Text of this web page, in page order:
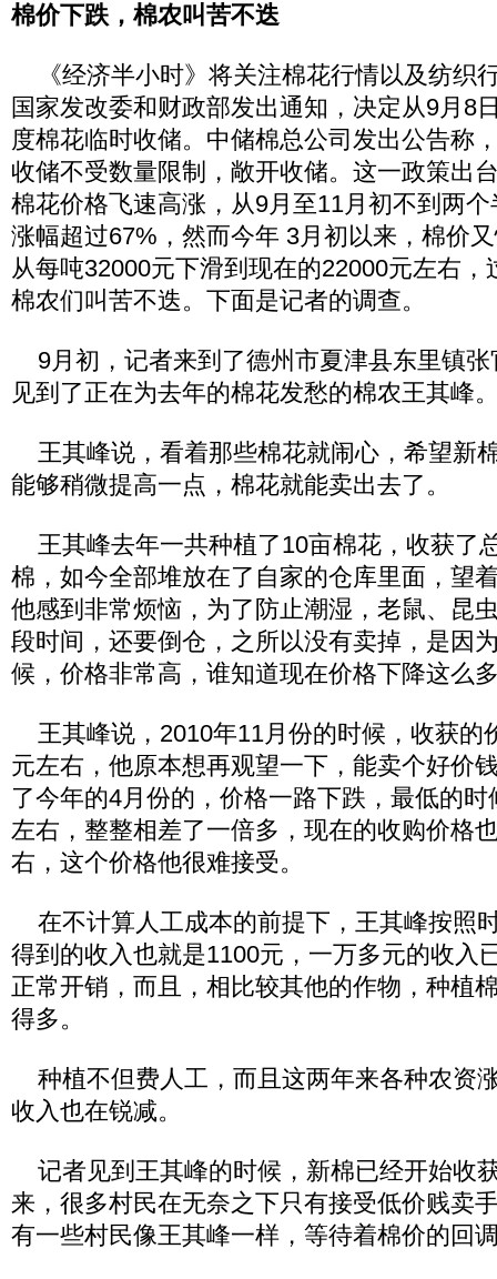
棉价下跌，棉农叫苦不迭
《经济半小时》将关注棉花行情以及纺织
国家发改委和财政部发出通知，决定从9月8
度棉花临时收储。中储棉总公司发出公告称
收储不受数量限制，敞开收储。这一政策出
棉花价格飞速高涨，从9月至11月初不到两
涨幅超过67%，然而今年 3月初以来，棉价
从每吨32000元下滑到现在的22000元左右
棉农们叫苦不迭。下面是记者的调查。
9月初，记者来到了德州市夏津县东里镇张
见到了正在为去年的棉花发愁的棉农王其峰
王其峰说，看着那些棉花就闹心，希望新
能够稍微提高一点，棉花就能卖出去了。
王其峰去年一共种植了10亩棉花，收获了
棉，如今全部堆放在了自家的仓库里面，望
他感到非常烦恼，为了防止潮湿，老鼠、昆
段时间，还要倒仓，之所以没有卖掉，是因
候，价格非常高，谁知道现在价格下降这么
王其峰说，2010年11月份的时候，收获的
元左右，他原本想再观望一下，能卖个好价
了今年的4月份的，价格一路下跌，最低的
左右，整整相差了一倍多，现在的收购价格
右，这个价格他很难接受。
在不计算人工成本的前提下，王其峰按照
得到的收入也就是1100元，一万多元的收入
正常开销，而且，相比较其他的作物，种植
得多。
种植不但费人工，而且这两年来各种农资
收入也在锐减。
记者见到王其峰的时候，新棉已经开始收
来，很多村民在无奈之下只有接受低价贱卖
有一些村民像王其峰一样，等待着棉价的回